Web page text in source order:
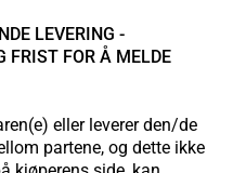
LEVERING -
FRIST FOR Å MELDE
eller leverer den/de
partene, og dette ikke